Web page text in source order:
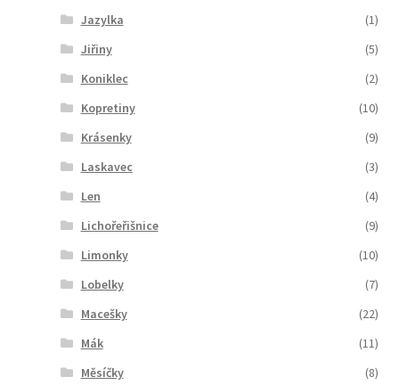
Jazylka
(1)
Jiřiny
(5)
Koniklec
(2)
Kopretiny
(10)
Krásenky
(9)
Laskavec
(3)
Len
(4)
Lichořeřišnice
(9)
Limonky
(10)
Lobelky
(7)
Macešky
(22)
Mák
(11)
Měsíčky
(8)